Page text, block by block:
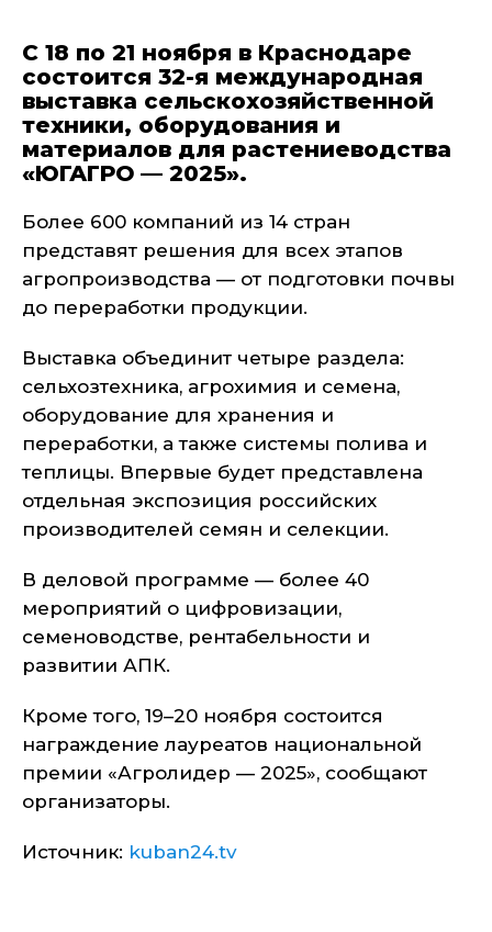
С 18 по 21 ноября в Краснодаре
состоится 32-я международная
выставка сельскохозяйственной
техники, оборудования и
материалов для растениеводства
«ЮГАГРО — 2025».
Более 600 компаний из 14 стран
представят решения для всех этапов
агропроизводства — от подготовки почвы
до переработки продукции.
Выставка объединит четыре раздела:
сельхозтехника, агрохимия и семена,
оборудование для хранения и
переработки, а также системы полива и
теплицы. Впервые будет представлена
отдельная экспозиция российских
производителей семян и селекции.
В деловой программе — более 40
мероприятий о цифровизации,
семеноводстве, рентабельности и
развитии АПК.
Кроме того, 19–20 ноября состоится
награждение лауреатов национальной
премии «Агролидер — 2025», сообщают
организаторы.
Источник: kuban24.tv